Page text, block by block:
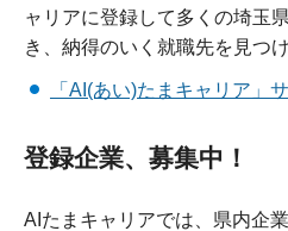
ャリアに登録して多くの埼玉
き、納得のいく就職先を見つ
「AI(あい)たまキャリア」
登録企業、募集中！
AIたまキャリアでは、県内企